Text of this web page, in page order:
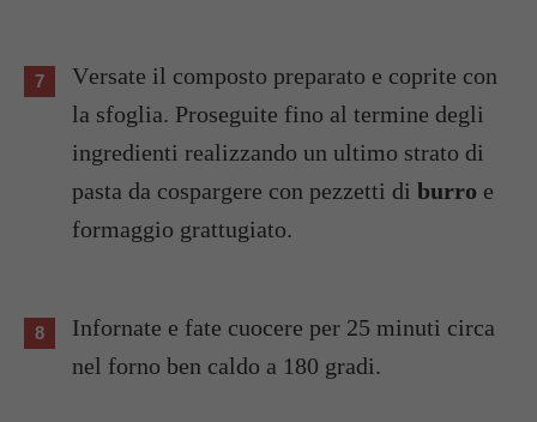
Versate il composto preparato e coprite con
la sfoglia. Proseguite fino al termine degli
ingredienti realizzando un ultimo strato di
pasta da cospargere con pezzetti di burro e
formaggio grattugiato.
Infornate e fate cuocere per 25 minuti circa
nel forno ben caldo a 180 gradi.